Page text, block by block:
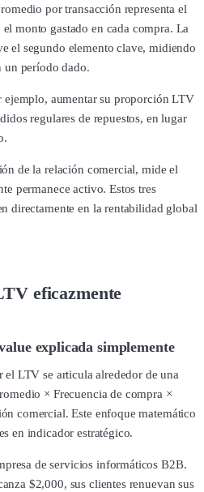
por transacción representa el
monto gastado en cada compra. La
el segundo elemento clave, midiendo
un período dado.
aumentar su proporción LTV
regulares de repuestos, en lugar
de la relación comercial, mide el
permanece activo. Estos tres
directamente en la rentabilidad global
eficazmente
explicada simplemente
LTV se articula alrededor de una
× Frecuencia de compra ×
comercial. Este enfoque matemático
en indicador estratégico.
de servicios informáticos B2B.
$2,000, sus clientes renuevan sus